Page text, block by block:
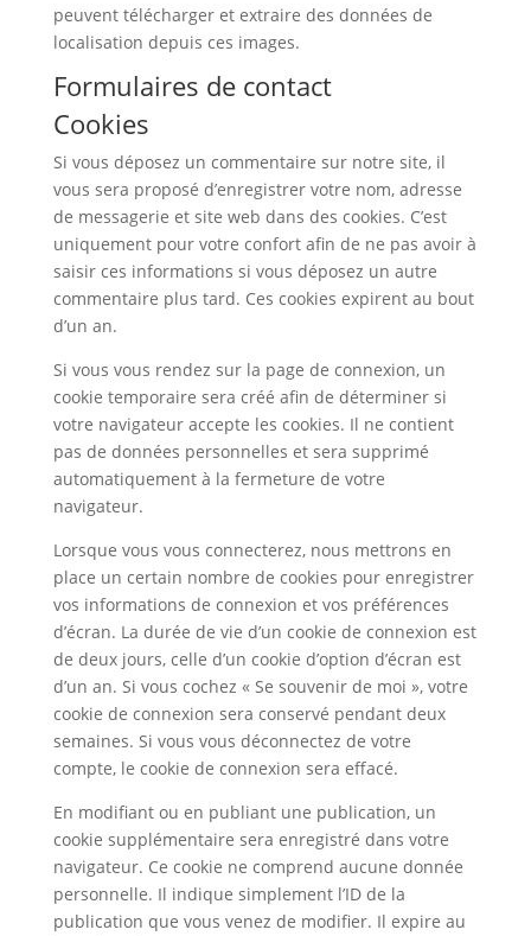
peuvent télécharger et extraire des données de
localisation depuis ces images.
Formulaires de contact
Cookies
Si vous déposez un commentaire sur notre site, il
vous sera proposé d’enregistrer votre nom, adresse
de messagerie et site web dans des cookies. C’est
uniquement pour votre confort afin de ne pas avoir à
saisir ces informations si vous déposez un autre
commentaire plus tard. Ces cookies expirent au bout
d’un an.
Si vous vous rendez sur la page de connexion, un
cookie temporaire sera créé afin de déterminer si
votre navigateur accepte les cookies. Il ne contient
pas de données personnelles et sera supprimé
automatiquement à la fermeture de votre
navigateur.
Lorsque vous vous connecterez, nous mettrons en
place un certain nombre de cookies pour enregistrer
vos informations de connexion et vos préférences
d’écran. La durée de vie d’un cookie de connexion est
de deux jours, celle d’un cookie d’option d’écran est
d’un an. Si vous cochez « Se souvenir de moi », votre
cookie de connexion sera conservé pendant deux
semaines. Si vous vous déconnectez de votre
compte, le cookie de connexion sera effacé.
En modifiant ou en publiant une publication, un
cookie supplémentaire sera enregistré dans votre
navigateur. Ce cookie ne comprend aucune donnée
personnelle. Il indique simplement l’ID de la
publication que vous venez de modifier. Il expire au